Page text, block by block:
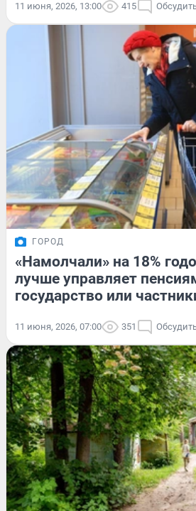
11 июня, 2026, 13:00 415
ГОРОД
«Намолчали» на 18%
лучше управляет
государство или
11 июня, 2026, 07:00 351